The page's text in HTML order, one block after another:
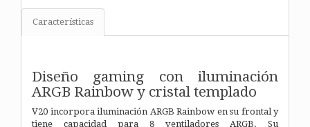
Características
Diseño gaming con iluminación
ARGB Rainbow y cristal templado
V20 incorpora iluminación ARGB Rainbow en su frontal y
tiene capacidad para 8 ventiladores ARGB. Su